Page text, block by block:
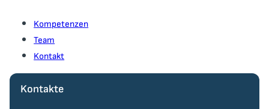
Kompetenzen
Team
Kontakt
Kontakte